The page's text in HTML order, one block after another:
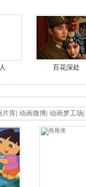
百花深处
片库 动画微博 动画梦工场